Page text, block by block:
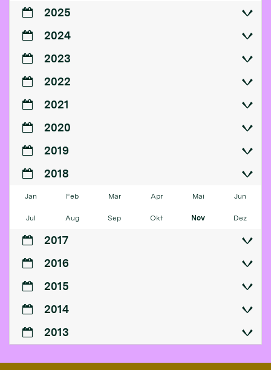
2025
2024
2023
2022
2021
2020
2019
2018
Jan Feb Mär Apr Mai Jun
Jul Aug Sep Okt Nov Dez
2017
2016
2015
2014
2013